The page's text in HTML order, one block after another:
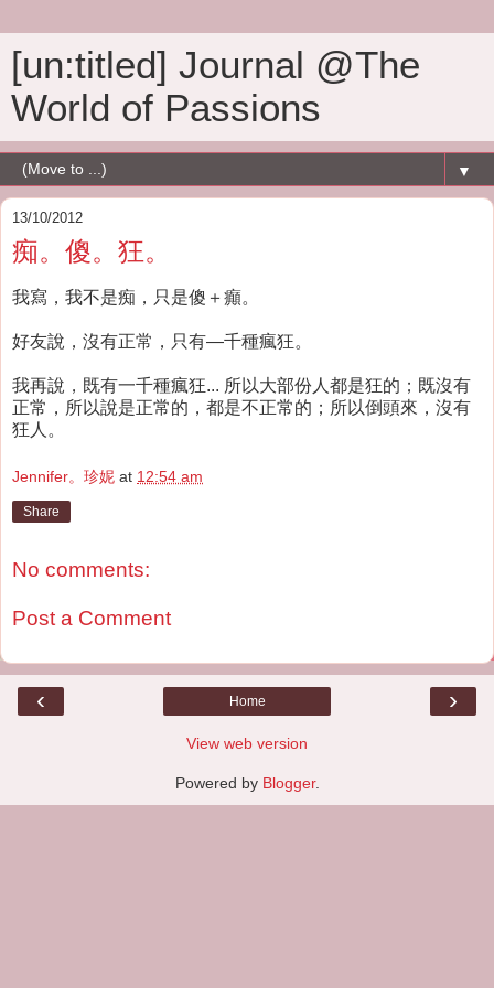
[un:titled] Journal @The
World of Passions
▼
13/10/2012
痴。傻。狂。
我寫，我不是痴，只是傻＋癲。
好友說， 沒有正常，只有—千種瘋狂。
我再說， 既有一千種瘋狂... 所以大部份人都是狂的；既沒有
正常，所以說是正常的，都是不正常的；所以倒頭來，沒有
狂人。
Jennifer。珍妮 at 12:54 am
Share
No comments:
Post a Comment
‹ ›
Home
View web version
Powered by Blogger.